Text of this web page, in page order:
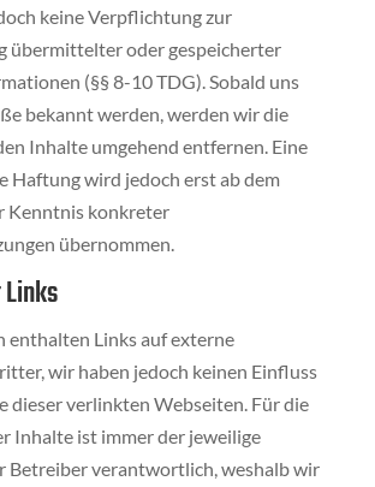
keine Verpflichtung zur
übermittelter oder gespeicherter
(§§ 8-10 TDG). Sobald uns
bekannt werden, werden wir die
Inhalte umgehend entfernen. Eine
Haftung wird jedoch erst ab dem
Kenntnis konkreter
übernommen.
enthalten Links auf externe
wir haben jedoch keinen Einfluss
dieser verlinkten Webseiten. Für die
Inhalte ist immer der jeweilige
Betreiber verantwortlich, weshalb wir